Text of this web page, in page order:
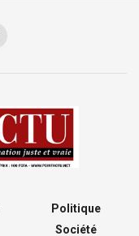
Politique
Société